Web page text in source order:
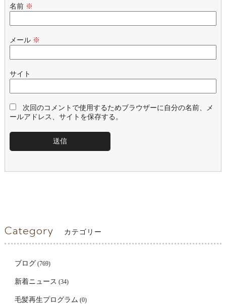
名前 ※
メール ※
サイト
次回のコメントで使用するためブラウザーに自分の名前、メ
ールアドレス、サイトを保存する。
Category カテゴリー
ブログ (769)
新着ニュース (34)
毛髪再生プログラム (0)